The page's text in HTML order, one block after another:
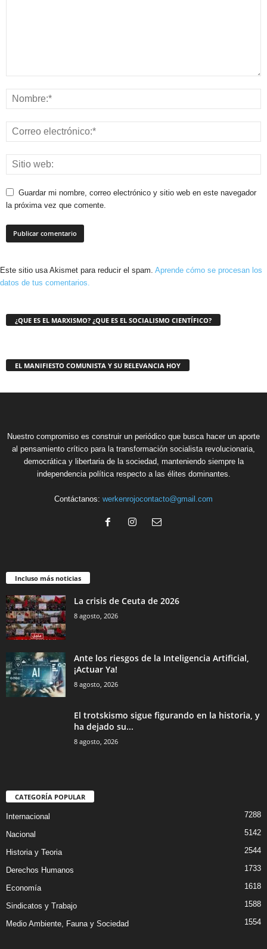
Guardar mi nombre, correo electrónico y sitio web en este navegador
la próxima vez que comente.
Este sitio usa Akismet para reducir el spam. Aprende cómo se procesan los
datos de tus comentarios.
¿QUE ES EL MARXISMO? ¿QUE ES EL SOCIALISMO CIENTÍFICO?
EL MANIFIESTO COMUNISTA Y SU RELEVANCIA HOY
Nuestro compromiso es construir un periódico que busca hacer un aporte
al pensamiento crítico para la transformación socialista revolucionaria,
democrática y libertaria de la sociedad, manteniendo siempre la
independencia política respecto a las élites dominantes.
Contáctanos: werkenrojocontacto@gmail.com
Incluso más noticias
La crisis de Ceuta de 2026
8 agosto, 2026
Ante los riesgos de la Inteligencia Artificial,
¡Actuar Ya!
8 agosto, 2026
El trotskismo sigue figurando en la historia, y
ha dejado su...
8 agosto, 2026
CATEGORÍA POPULAR
Internacional 7288
Nacional 5142
Historia y Teoria 2544
Derechos Humanos 1733
Economía 1618
Sindicatos y Trabajo 1588
Medio Ambiente, Fauna y Sociedad 1554